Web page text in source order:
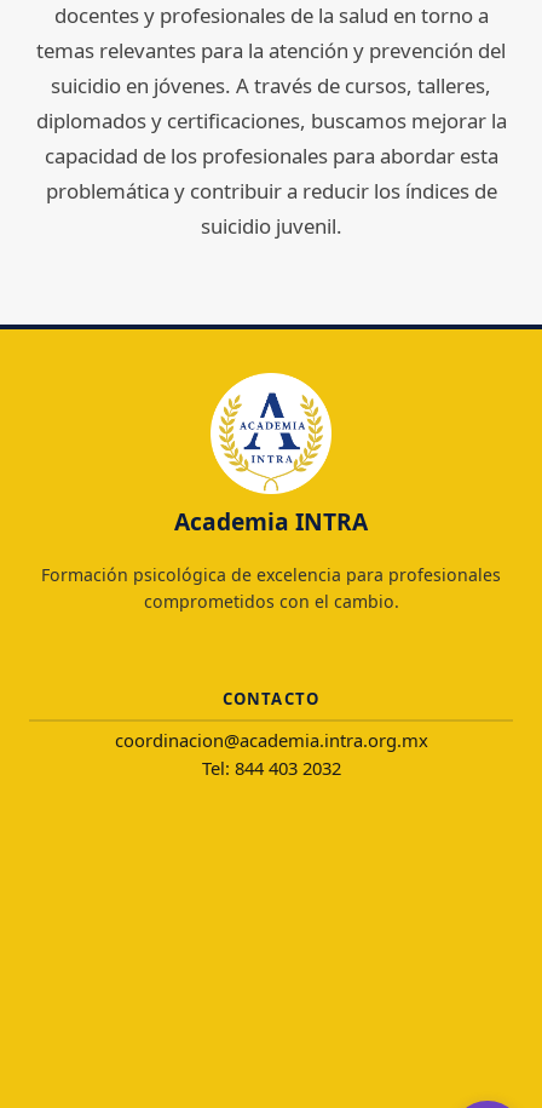
docentes y profesionales de la salud en torno a
temas relevantes para la atención y prevención del
suicidio en jóvenes. A través de cursos, talleres,
diplomados y certificaciones, buscamos mejorar la
capacidad de los profesionales para abordar esta
problemática y contribuir a reducir los índices de
suicidio juvenil.
Academia INTRA
Formación psicológica de excelencia para profesionales
comprometidos con el cambio.
CONTACTO
coordinacion@academia.intra.org.mx
Tel: 844 403 2032